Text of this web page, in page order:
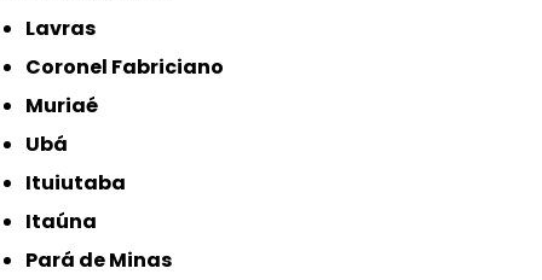
Lavras
Coronel Fabriciano
Muriaé
Ubá
Ituiutaba
Itaúna
Pará de Minas